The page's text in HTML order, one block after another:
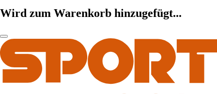
Wird zum Warenkorb hinzugefügt...